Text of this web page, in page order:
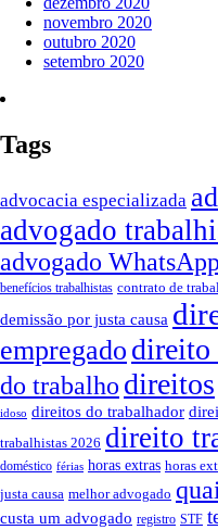
novembro 2020
outubro 2020
setembro 2020
Tags
advocacia especializada
advogado
advogado WhatsApp
benefícios trabalhistas contrato de
demissão por justa causa
empregado direito
do trabalho direitos
idoso direitos do trabalhador
trabalhistas 2026 direito
doméstico férias horas extras horas
justa causa melhor advogado
custa um advogado registro STF